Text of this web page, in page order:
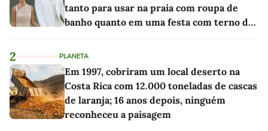
tanto para usar na praia com roupa de
banho quanto em uma festa com terno de
2 PLANETA
Em 1997, cobriram um local deserto na
Costa Rica com 12.000 toneladas de cascas
de laranja; 16 anos depois, ninguém
reconheceu a paisagem